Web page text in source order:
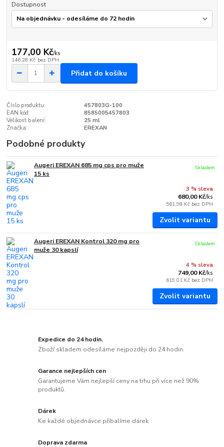
Dostupnost
177,00 Kč/ks
146,28 Kč bez DPH
Přidat do košíku
Číslo produktu:
457803G-100
EAN kód:
8585005457803
Velikost balení:
25 ml
Značka:
EREXAN
Podobné produkty
Augeri EREXAN 685 mg cps pro muže
15 ks
3 % sleva
680,00 Kč/ks
561,98 Kč bez DPH
Skladem
Zvolit variantu
Augeri EREXAN Kontrol 320 mg pro
muže 30 kapslí
4 % sleva
749,00 Kč/ks
619,01 Kč bez DPH
Skladem
Zvolit variantu
Expedice do 24 hodin.
Zboží skladem odesíláme nejpozději do 24 hodin.
Garance nejlepších cen
Garantujeme Vám nejlepší ceny na trhu při více než 90%
produktů.
Dárek
Ke každé objednávce přibalíme dárek
Doprava zdarma